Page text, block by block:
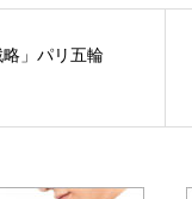
略」パリ五輪